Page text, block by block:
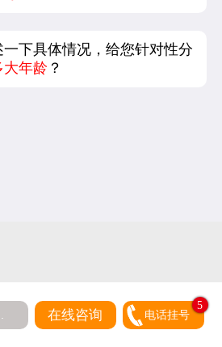
下具体情况，给您针对性分
大年龄？
在线咨询 电话挂号
5